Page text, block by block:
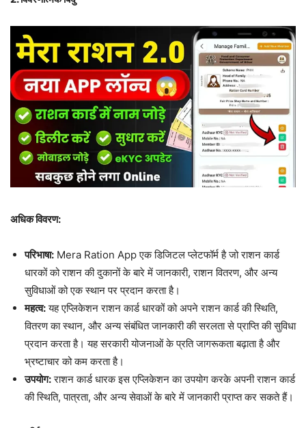
अधिक विवरण:
परिभाषा: Mera Ration App एक डिजिटल प्लेटफॉर्म है जो राशन कार्ड
धारकों को राशन की दुकानों के बारे में जानकारी, राशन वितरण, और अन्य
सुविधाओं को एक स्थान पर प्रदान करता है।
महत्व:यह एप्लिकेशन राशन कार्ड धारकों को अपने राशन कार्ड की स्थिति,
वितरण का स्थान, और अन्य संबंधित जानकारी की सरलता से प्राप्ति की सुविधा
प्रदान करता है। यह सरकारी योजनाओं के प्रति जागरूकता बढ़ाता है और
भ्रष्टाचार को कम करता है।
उपयोग:राशन कार्ड धारक इस एप्लिकेशन का उपयोग करके अपनी राशन कार्ड
की स्थिति, पात्रता, और अन्य सेवाओं के बारे में जानकारी प्राप्त कर सकते हैं।